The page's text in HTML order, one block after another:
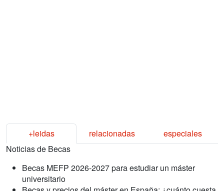
+leidas relacionadas
especiales
Noticias de Becas
Becas MEFP 2026-2027 para estudiar un máster
universitario